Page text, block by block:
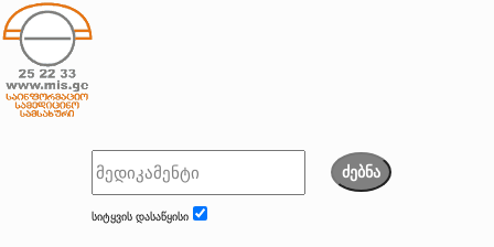
ძებნა
სიტყვის დასაწყისი